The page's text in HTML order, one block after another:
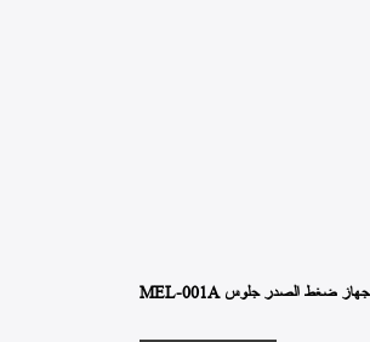
MEL-001A جهاز ضغط الصدر جلوس